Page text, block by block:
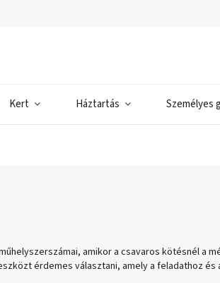
Kert Háztartás Személyes
amikor a csavaros kötésnél a
érdemes választani, amely a feladathoz